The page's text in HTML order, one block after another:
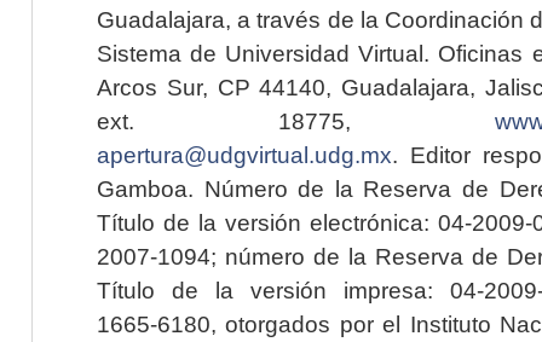
Guadalajara, a través de la Coordinación
Sistema de Universidad Virtual. Oficinas
Arcos Sur, CP 44140, Guadalajara,
ext. 18775,
apertura@udgvirtual.udg.mx. Editor
Gamboa. Número de la Reserva de
Título de la versión electrónica: 04-2009-
2007-1094; número de la Reserva de
Título de la versión impresa: 04-2009-
1665-6180, otorgados por el Instituto